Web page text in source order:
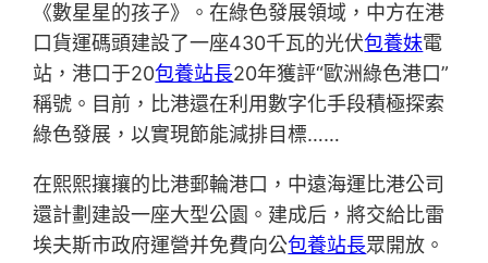
《數星星的孩子》。在綠色發展領域，中方在港
口貨運碼頭建設了一座430千瓦的光伏包養妹電
站，港口于20包養站長20年獲評“歐洲綠色港口”
稱號。目前，比港還在利用數字化手段積極探索
綠色發展，以實現節能減排目標……
在熙熙攘攘的比港郵輪港口，中遠海運比港公司
還計劃建設一座大型公園。建成后，將交給比雷
埃夫斯市政府運營并免費向公包養站長眾開放。